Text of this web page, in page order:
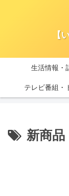
【
生活情報・
テレビ番組・
新商品